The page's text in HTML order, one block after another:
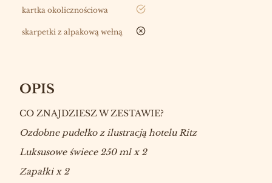
kartka okolicznościowa tak
skarpetki z alpakową wełną nie
OPIS
CO ZNAJDZIESZ W ZESTAWIE?
Ozdobne pudełko z ilustracją hotelu Ritz
Luksusowe świece 250 ml x 2
Zapałki x 2